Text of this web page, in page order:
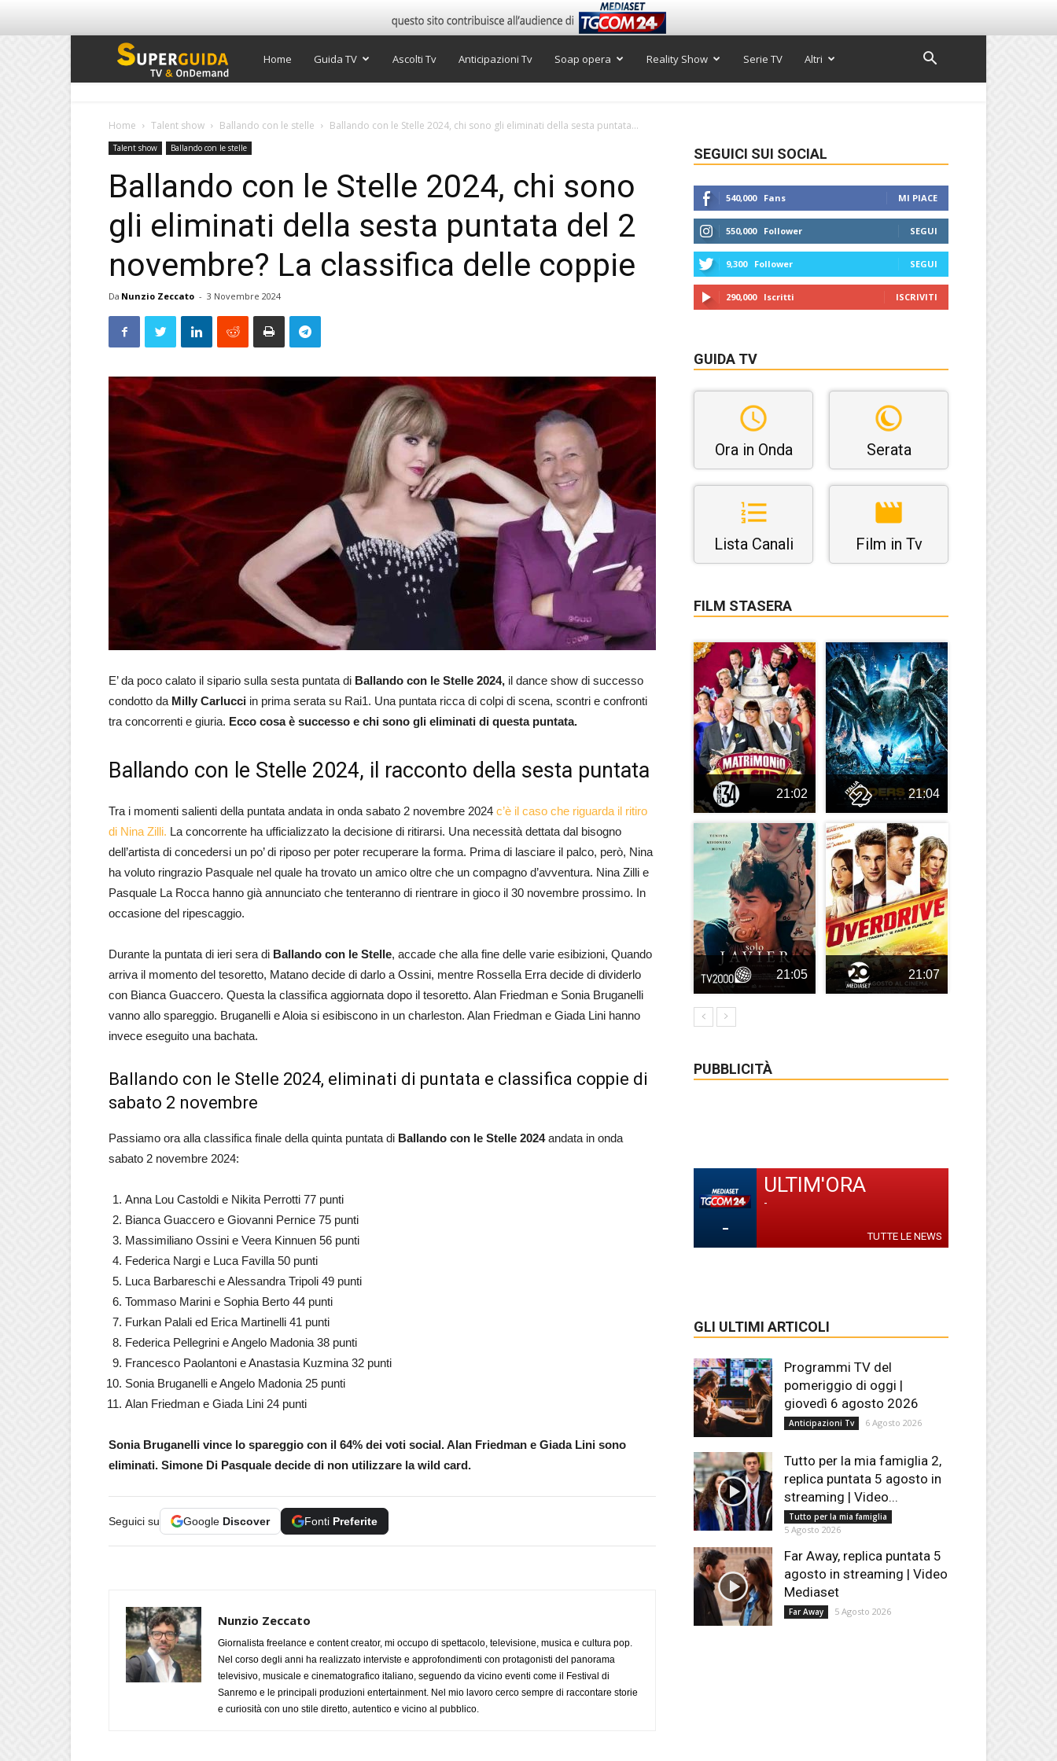
Super
Home Guida TV Ascolti Tv Anticipazioni Tv Soap opera Reality Show Serie TV Altri
Home Talent show Ballando con le stelle Ballando con le Stelle 2024, chi sono gli eliminati della sesta puntata...
Talent show Ballando con le stelle
Ballando con le Stelle 2024, chi sono
gli eliminati della sesta puntata del 2
novembre? La classifica delle coppie
Da Nunzio Zeccato - 3 Novembre 2024
E’ da poco calato il sipario sulla sesta puntata di Ballando con le Stelle 2024, il dance show di successo
condotto da Milly Carlucci in prima serata su Rai1. Una puntata ricca di colpi di scena, scontri e confronti
tra concorrenti e giuria. Ecco cosa è successo e chi sono gli eliminati di questa puntata.
Ballando con le Stelle 2024, il racconto della sesta puntata
Tra i momenti salienti della puntata andata in onda sabato 2 novembre 2024 c’è il caso che riguarda il ritiro
di Nina Zilli. La concorrente ha ufficializzato la decisione di ritirarsi. Una necessità dettata dal bisogno
dell’artista di concedersi un po’ di riposo per poter recuperare la forma. Prima di lasciare il palco, però, Nina
ha voluto ringrazio Pasquale nel quale ha trovato un amico oltre che un compagno d’avventura. Nina Zilli e
Pasquale La Rocca hanno già annunciato che tenteranno di rientrare in gioco il 30 novembre prossimo. In
occasione del ripescaggio.
Durante la puntata di ieri sera di Ballando con le Stelle, accade che alla fine delle varie esibizioni, Quando
arriva il momento del tesoretto, Matano decide di darlo a Ossini, mentre Rossella Erra decide di dividerlo
con Bianca Guaccero. Questa la classifica aggiornata dopo il tesoretto. Alan Friedman e Sonia Bruganelli
vanno allo spareggio. Bruganelli e Aloia si esibiscono in un charleston. Alan Friedman e Giada Lini hanno
invece eseguito una bachata.
Ballando con le Stelle 2024, eliminati di puntata e classifica coppie di
sabato 2 novembre
Passiamo ora alla classifica finale della quinta puntata di Ballando con le Stelle 2024andata in onda
sabato 2 novembre 2024:
Anna Lou Castoldi e Nikita Perrotti 77 punti
Bianca Guaccero e Giovanni Pernice 75 punti
Massimiliano Ossini e Veera Kinnuen 56 punti
Federica Nargi e Luca Favilla 50 punti
Luca Barbareschi e Alessandra Tripoli 49 punti
Tommaso Marini e Sophia Berto 44 punti
Furkan Palali ed Erica Martinelli 41 punti
Federica Pellegrini e Angelo Madonia 38 punti
Francesco Paolantoni e Anastasia Kuzmina 32 punti
Sonia Bruganelli e Angelo Madonia 25 punti
Alan Friedman e Giada Lini 24 punti
Sonia Bruganelli vince lo spareggio con il 64% dei voti social. Alan Friedman e Giada Lini sono
eliminati. Simone Di Pasquale decide di non utilizzare la wild card.
Seguici su Google Discover Fonti Preferite
Nunzio Zeccato
Giornalista freelance e content creator, mi occupo di spettacolo, televisione, musica e cultura pop.
Nel corso degli anni ha realizzato interviste e approfondimenti con protagonisti del panorama
televisivo, musicale e cinematografico italiano, seguendo da vicino eventi come il Festival di
Sanremo e le principali produzioni entertainment. Nel mio lavoro cerco sempre di raccontare storie
e curiosità con uno stile diretto, autentico e vicino al pubblico.
SEGUICI SUI SOCIAL
540,000 Fans MI PIACE
550,000 Follower SEGUI
9,300 Follower SEGUI
290,000 Iscritti ISCRIVITI
GUIDA TV
Ora in Onda Serata
Lista Canali Film in Tv
FILM STASERA
21:02 21:04
21:05 21:07
PUBBLICITÀ
-
ULTIM'ORA
-
TUTTE LE NEWS
GLI ULTIMI ARTICOLI
Programmi TV del
pomeriggio di oggi |
giovedì 6 agosto 2026
Anticipazioni Tv 6 Agosto 2026
Tutto per la mia famiglia 2,
replica puntata 5 agosto in
streaming | Video...
Tutto per la mia famiglia
5 Agosto 2026
Far Away, replica puntata 5
agosto in streaming | Video
Mediaset
Far Away 5 Agosto 2026